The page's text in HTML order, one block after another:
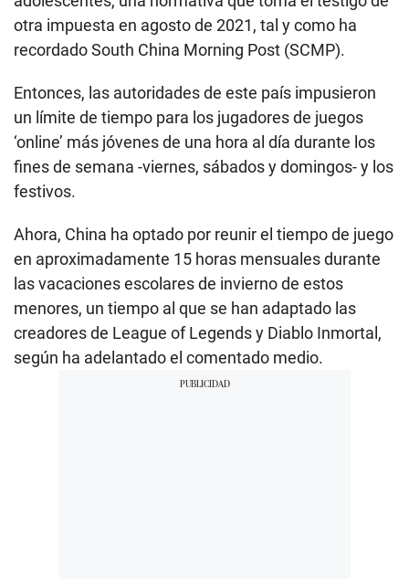
otra impuesta en agosto de 2021, tal y como ha
recordado South China Morning Post (SCMP).
Entonces, las autoridades de este país impusieron
un límite de tiempo para los jugadores de juegos
‘online’ más jóvenes de una hora al día durante los
fines de semana -viernes, sábados y domingos- y los
festivos.
Ahora, China ha optado por reunir el tiempo de juego
en aproximadamente 15 horas mensuales durante
las vacaciones escolares de invierno de estos
menores, un tiempo al que se han adaptado las
creadores de League of Legends y Diablo Inmortal,
según ha adelantado el comentado medio.